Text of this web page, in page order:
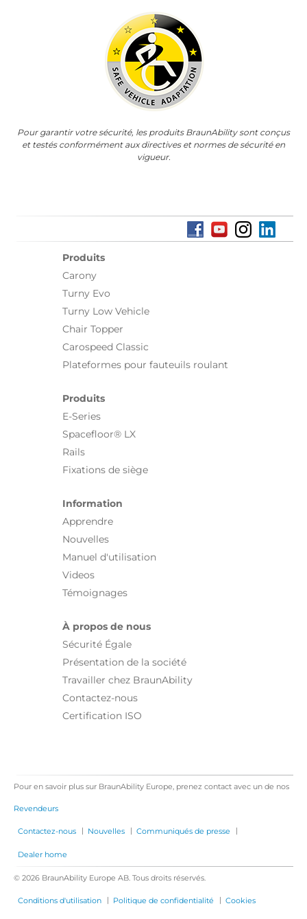
Pour garantir votre sécurité, les produits BraunAbility sont conçus
et testés conformément aux directives et normes de sécurité en
vigueur.
Produits
Carony
Turny Evo
Turny Low Vehicle
Chair Topper
Carospeed Classic
Plateformes pour fauteuils roulant
Produits
E-Series
Spacefloor® LX
Rails
Fixations de siège
Information
Apprendre
Nouvelles
Manuel d'utilisation
Videos
Témoignages
À propos de nous
Sécurité Égale
Présentation de la société
Travailler chez BraunAbility
Contactez-nous
Certification ISO
Pour en savoir plus sur BraunAbility Europe, prenez contact avec un de nos
Revendeurs
Contactez-nous | Nouvelles | Communiqués de presse |
Dealer home
© 2026 BraunAbility Europe AB. Tous droits réservés.
Conditions d'utilisation | Politique de confidentialité | Cookies